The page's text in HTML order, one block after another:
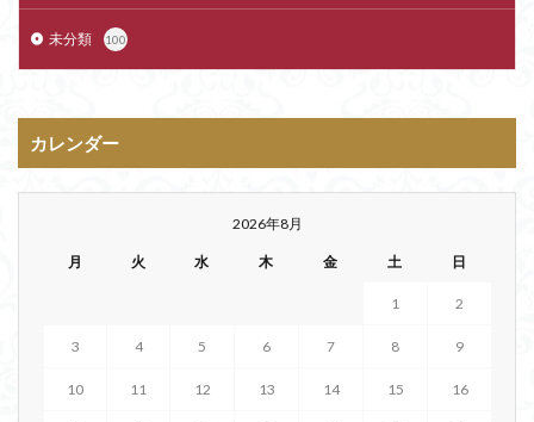
未分類 100
カレンダー
2026年8月
月 火 水 木 金 土 日
1 2
3 4 5 6 7 8 9
10 11 12 13 14 15 16